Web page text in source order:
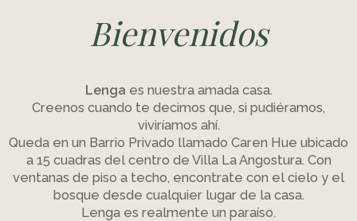
Bienvenidos
Lenga es nuestra amada casa.
Creenos cuando te decimos que, si pudiéramos,
viviríamos ahí.
Queda en un Barrio Privado llamado Caren Hue ubicado
a 15 cuadras del centro de Villa La Angostura. Con
ventanas de piso a techo, encontrate con el cielo y el
bosque desde cualquier lugar de la casa.
Lenga es realmente un paraíso.